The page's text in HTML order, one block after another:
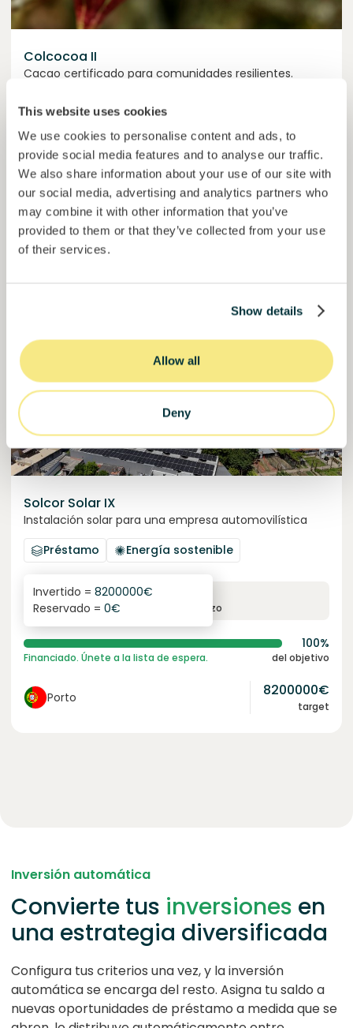
This website uses cookies
We use cookies to personalise content and ads, to
provide social media features and to analyse our traffic.
We also share information about your use of our site with
our social media, advertising and analytics partners who
may combine it with other information that you’ve
provided to them or that they’ve collected from your use
of their services.
Show details
Allow all
Deny
Colcocoa II
Cacao certificado para comunidades resilientes.
Préstamo
Sistemas agroalimentarios
%
interés anual
6
plazo
Invertido = 15157938 €
Reservado = 15000 €
50,6%
Ya más de la mitad financiado. No te lo pierdas. del objetivo
Manizales 30000000
Solcor Solar IX
Instalación solar para una empresa automovilística
Préstamo
Energía sostenible
6.1%
interés anual plazo
Invertido = 8200000€
Reservado = 0€
100%
Financiado. Únete a la lista de espera. del objetivo
Porto 8200000€
target
Inversión automática
Convierte tus inversiones en
una estrategia diversificada
Configura tus criterios una vez, y la inversión
automática se encarga del resto. Asigna tu saldo a
nuevas oportunidades de préstamo a medida que se